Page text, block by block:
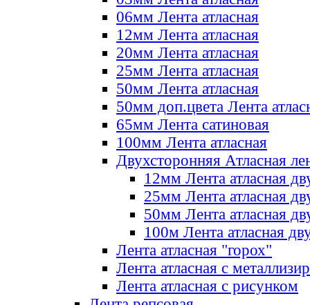
06мм Лента атласная
12мм Лента атласная
20мм Лента атласная
25мм Лента атласная
50мм Лента атласная
50мм доп.цвета Лента
65мм Лента сатиновая
100мм Лента атласная
Двухсторонняя Атласная
12мм Лента атласная
25мм Лента атласная
50мм Лента атласная
100м Лента атласная
Лента атласная "горох"
Лента атласная с
Лента атласная с рисунком